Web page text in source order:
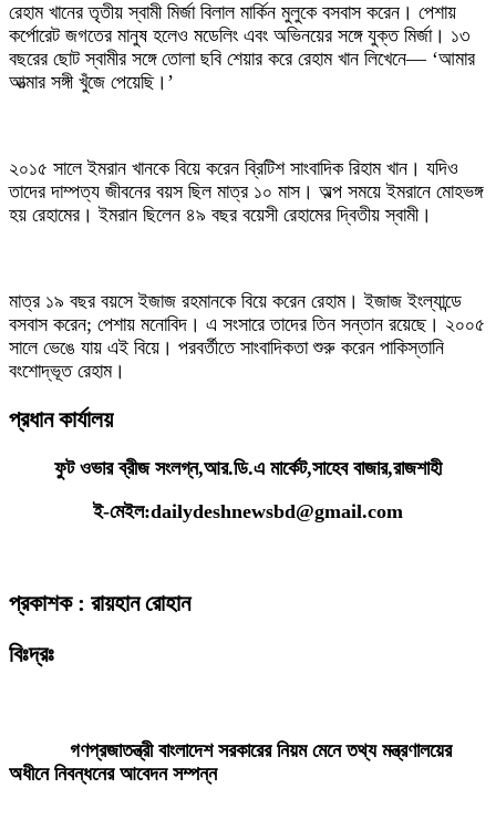
রেহাম খানের তৃতীয় স্বামী মির্জা বিলাল মার্কিন মুলুকে বসবাস করেন। পেশায়
কর্পোরেট জগতের মানুষ হলেও মডেলিং এবং অভিনয়ের সঙ্গে যুক্ত মির্জা। ১৩
বছরের ছোট স্বামীর সঙ্গে তোলা ছবি শেয়ার করে রেহাম খান লিখেনে— ‘আমার
আত্মার সঙ্গী খুঁজে পেয়েছি।’
২০১৫ সালে ইমরান খানকে বিয়ে করেন ব্রিটিশ সাংবাদিক রিহাম খান। যদিও
তাদের দাম্পত্য জীবনের বয়স ছিল মাত্র ১০ মাস। অল্প সময়ে ইমরানে মোহভঙ্গ
হয় রেহামের। ইমরান ছিলেন ৪৯ বছর বয়েসী রেহামের দ্বিতীয় স্বামী।
মাত্র ১৯ বছর বয়সে ইজাজ রহমানকে বিয়ে করেন রেহাম। ইজাজ ইংল্যান্ডে
বসবাস করেন; পেশায় মনোবিদ। এ সংসারে তাদের তিন সন্তান রয়েছে। ২০০৫
সালে ভেঙে যায় এই বিয়ে। পরবর্তীতে সাংবাদিকতা শুরু করেন পাকিস্তানি
বংশোদ্ভূত রেহাম।
প্রধান কার্যালয়
ফুট ওভার ব্রীজ সংলগ্ন,আর.ডি.এ মার্কেট,সাহেব বাজার,রাজশাহী
ই-মেইল:dailydeshnewsbd@gmail.com
প্রকাশক : রায়হান রোহান
বিঃদ্রঃ
গণপ্রজাতন্ত্রী বাংলাদেশ সরকারের নিয়ম মেনে তথ্য মন্ত্রণালয়ের
অধীনে নিবন্ধনের আবেদন সম্পন্ন